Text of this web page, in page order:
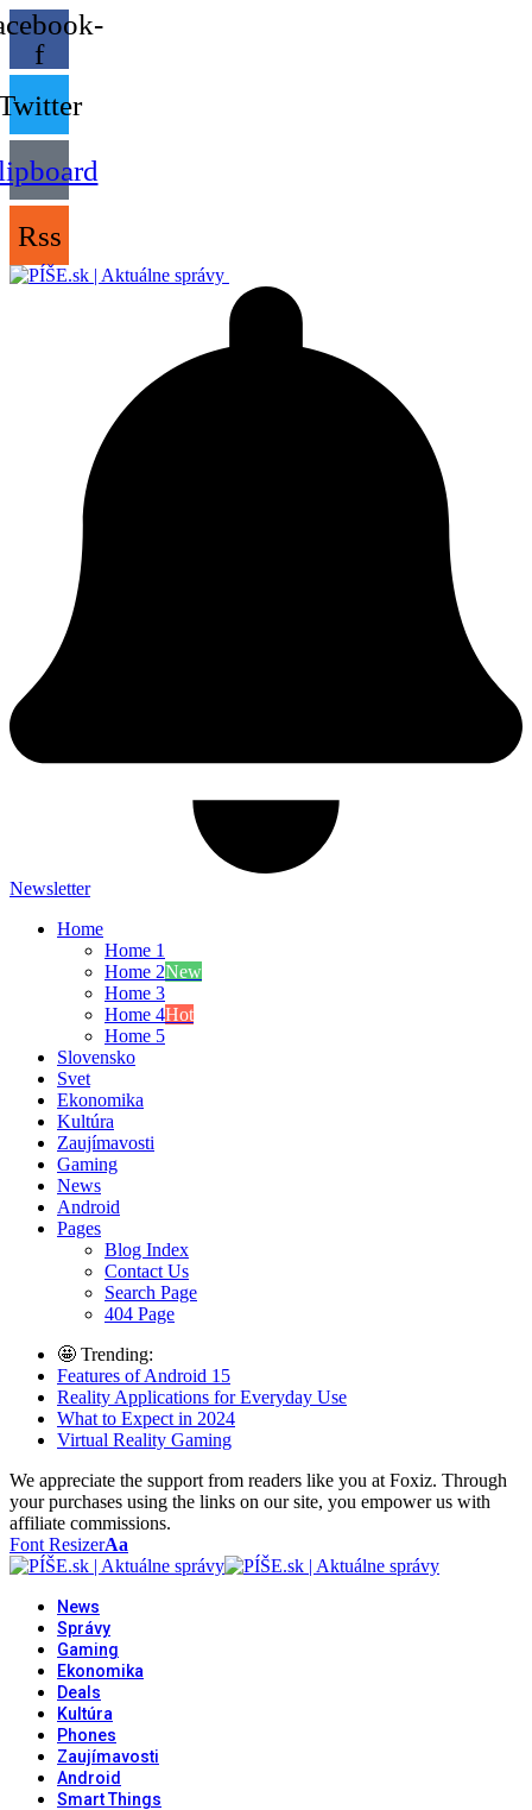
f
Rss
Newsletter
Home
Home 1
Home 2New
Home 3
Home 4Hot
Home 5
Slovensko
Svet
Ekonomika
Kultúra
Zaujímavosti
Gaming
News
Android
Pages
Blog Index
Contact Us
Search Page
404 Page
🤩 Trending:
Features of Android 15
Reality Applications for Everyday Use
What to Expect in 2024
Virtual Reality Gaming
We appreciate the support from readers like you at Foxiz. Through
your purchases using the links on our site, you empower us with
affiliate commissions.
Font ResizerAa
News
Správy
Gaming
Ekonomika
Deals
Kultúra
Phones
Zaujímavosti
Android
Smart Things